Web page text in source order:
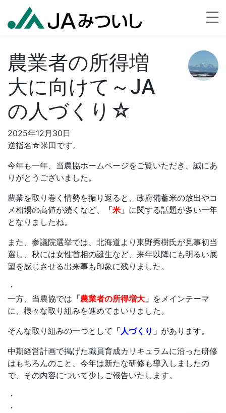
農業者の所得増
大に向けて～JA
の人づくり☆
2025年12月30日
逆指名☆米田です。
今年も一年、当農協ホームページをご覧いただき、誠にあ
りがとうございました。
農業を取り巻く情勢を振り返ると、政府備蓄米の放出やコ
メ相場の高値が続くなど、
「米 」 に関する話題が多い一年
となりましたね。
また、参議院選挙では、北海道より東野秀樹氏が見事初当
選し、秋には女性首相の誕生など、来年以降にも明るい展
望を感じさせる出来事も印象に残りました。
・
一方、当農協では 「農業者の所得増大 」 をメインテーマ
に、様々な取り組みを進めてまいりました。
そんな取り組みの一つとして 「人づくり 」 があります。
中期経営計画で掲げた職員育成カリキュラムに沿った研修
はもちろんのこと、今年は新たな研修も導入しましたの
で、その内容について少しご報告いたします。
・
・